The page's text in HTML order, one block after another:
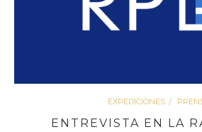
EXPEDICIONES
ENTREVISTA EN LA